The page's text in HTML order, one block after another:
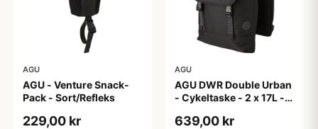
AGU
AGU - Venture Snack-
Pack - Sort/Refleks
229,00 kr
AGU
AGU DWR Double Urban
- Cykeltaske - 2 x 17L -
639,00 kr